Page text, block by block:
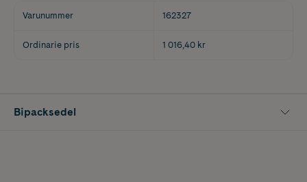
Varunummer 162327
Ordinarie pris 1 016,40 kr
Bipacksedel